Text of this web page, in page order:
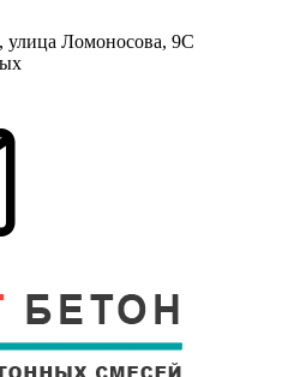
улица Ломоносова, 9С